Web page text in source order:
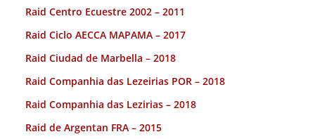
Raid Centro Ecuestre 2002 – 2011
Raid Ciclo AECCA MAPAMA – 2017
Raid Ciudad de Marbella – 2018
Raid Companhia das Lezeirias POR – 2018
Raid Companhia das Lezirias – 2018
Raid de Argentan FRA – 2015